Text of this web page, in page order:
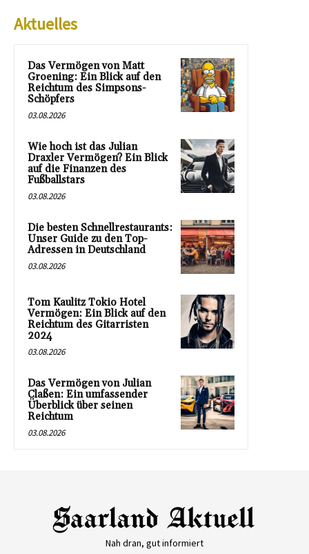
Aktuelles
Das Vermögen von Matt
Groening: Ein Blick auf den
Reichtum des Simpsons-
Schöpfers
03.08.2026
Wie hoch ist das Julian
Draxler Vermögen? Ein Blick
auf die Finanzen des
Fußballstars
03.08.2026
Die besten Schnellrestaurants:
Unser Guide zu den Top-
Adressen in Deutschland
03.08.2026
Tom Kaulitz Tokio Hotel
Vermögen: Ein Blick auf den
Reichtum des Gitarristen
2024
03.08.2026
Das Vermögen von Julian
Claßen: Ein umfassender
Überblick über seinen
Reichtum
03.08.2026
Nah dran, gut informiert